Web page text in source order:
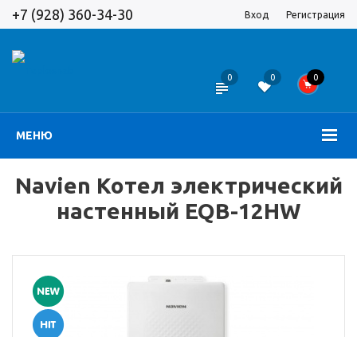
+7 (928) 360-34-30 Вход Регистрация
МЕНЮ
0 0 0
Navien Котел электрический
настенный EQB-12HW